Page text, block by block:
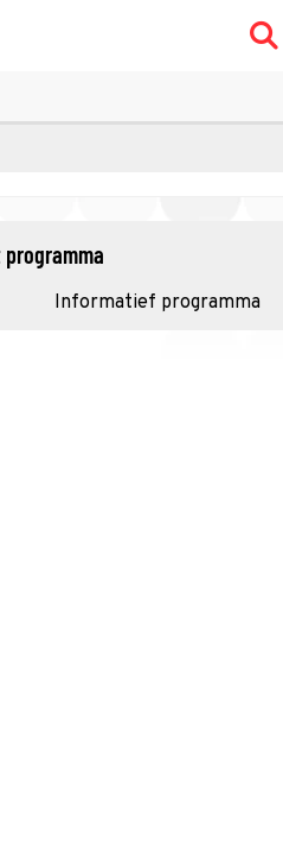
programma
Informatief programma